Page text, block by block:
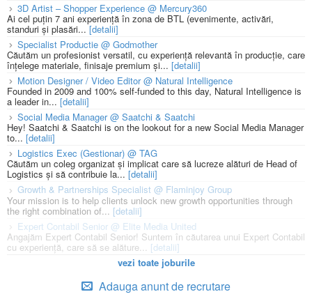
3D Artist – Shopper Experience @ Mercury360
Ai cel puțin 7 ani experiență în zona de BTL (evenimente, activări,
standuri și plasări...[detalii]
Specialist Productie @ Godmother
Căutăm un profesionist versatil, cu experiență relevantă în producție, care
înțelege materiale, finisaje premium și... [detalii]
Motion Designer / Video Editor @ Natural Intelligence
Founded in 2009 and 100% self-funded to this day, Natural Intelligence is
a leader in... [detalii]
Social Media Manager @ Saatchi & Saatchi
Hey! Saatchi & Saatchi is on the lookout for a new Social Media Manager
to... [detalii]
Logistics Exec (Gestionar) @ TAG
Căutăm un coleg organizat și implicat care să lucreze alături de Head of
Logistics și să contribuie la... [detalii]
Growth & Partnerships Specialist @ Flaminjoy Group
Your mission is to help clients unlock new growth opportunities through
the right combination of... [detalii]
Expert Contabil Senior @ Elite Media United
Angajăm Expert Contabil Senior! Suntem în căutarea unui Expert Contabil
cu experiență, care să se alăture... [detalii]
vezi toate joburile
Adauga anunt de recrutare